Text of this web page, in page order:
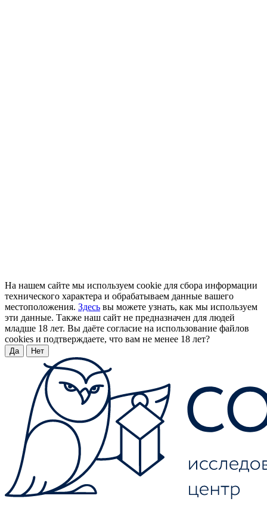
На нашем сайте мы используем cookie для сбора информации
технического характера и обрабатываем данные вашего
местоположения. Здесь вы можете узнать, как мы используем
эти данные. Также наш сайт не предназначен для людей
младше 18 лет. Вы даёте согласие на использование файлов
cookies и подтверждаете, что вам не менее 18 лет?
Да Нет